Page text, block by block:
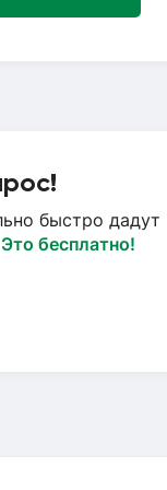
быстро дадут
Это бесплатно!